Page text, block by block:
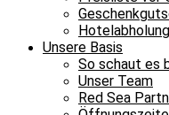
Unsere Basis
So schaut es
Unser Team
Red Sea